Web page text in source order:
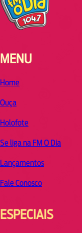
MENU
Home
Ouça
Holofote
Se liga na FM O Dia
Lançamentos
Fale Conosco
ESPECIAIS